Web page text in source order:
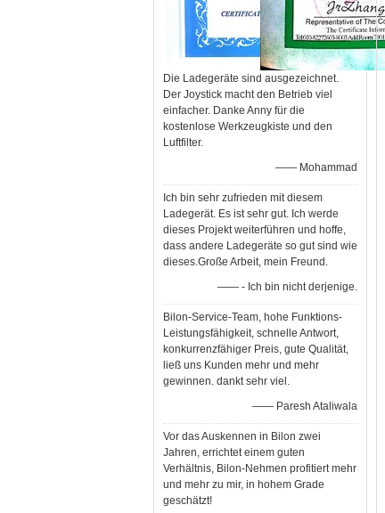
Die Ladegeräte sind ausgezeichnet.
Der Joystick macht den Betrieb viel
einfacher. Danke Anny für die
kostenlose Werkzeugkiste und den
Luftfilter.
—— Mohammad
Ich bin sehr zufrieden mit diesem
Ladegerät. Es ist sehr gut. Ich werde
dieses Projekt weiterführen und hoffe,
dass andere Ladegeräte so gut sind wie
dieses.Große Arbeit, mein Freund.
—— - Ich bin nicht derjenige.
Bilon-Service-Team, hohe Funktions-
Leistungsfähigkeit, schnelle Antwort,
konkurrenzfähiger Preis, gute Qualität,
ließ uns Kunden mehr und mehr
gewinnen. dankt sehr viel.
—— Paresh Ataliwala
Vor das Auskennen in Bilon zwei
Jahren, errichtet einem guten
Verhältnis, Bilon-Nehmen profitiert mehr
und mehr zu mir, in hohem Grade
geschätzt!